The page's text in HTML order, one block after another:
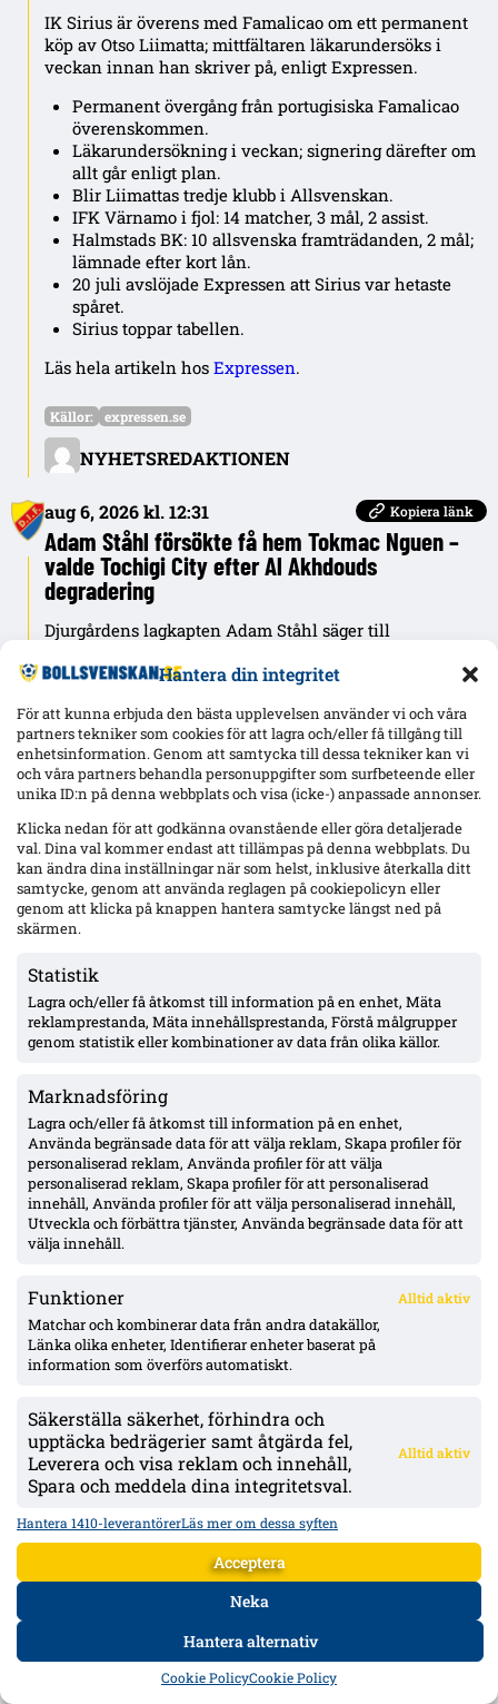
Hantera din integritet
För att kunna erbjuda den bästa upplevelsen använder vi och våra
partners tekniker som cookies för att lagra och/eller få tillgång till
enhetsinformation. Genom att samtycka till dessa tekniker kan vi
och våra partners behandla personuppgifter som surfbeteende eller
unika ID:n på denna webbplats och visa (icke-) anpassade annonser.
Klicka nedan för att godkänna ovanstående eller göra detaljerade
val. Dina val kommer endast att tillämpas på denna webbplats. Du
kan ändra dina inställningar när som helst, inklusive återkalla ditt
samtycke, genom att använda reglagen på cookiepolicyn eller
genom att klicka på knappen hantera samtycke längst ned på
skärmen.
Statistik
Lagra och/eller få åtkomst till information på en enhet, Mäta
reklamprestanda, Mäta innehållsprestanda, Förstå målgrupper
genom statistik eller kombinationer av data från olika källor.
Marknadsföring
Lagra och/eller få åtkomst till information på en enhet,
Använda begränsade data för att välja reklam, Skapa profiler för
personaliserad reklam, Använda profiler för att välja
personaliserad reklam, Skapa profiler för att personaliserad
innehåll, Använda profiler för att välja personaliserad innehåll,
Utveckla och förbättra tjänster, Använda begränsade data för att
välja innehåll.
Funktioner Alltid aktiv
Matchar och kombinerar data från andra datakällor,
Länka olika enheter, Identifierar enheter baserat på
information som överförs automatiskt.
Säkerställa säkerhet, förhindra och
upptäcka bedrägerier samt åtgärda fel,
Leverera och visa reklam och innehåll,
Spara och meddela dina integritetsval.
Alltid aktiv
Hantera 1410-leverantörerLäs mer om dessa syften
Acceptera
Neka
Hantera alternativ
Cookie PolicyCookie Policy
IK Sirius är överens med Famalicao om ett permanent
köp av Otso Liimatta; mittfältaren läkarundersöks i
veckan innan han skriver på, enligt Expressen.
Permanent övergång från portugisiska Famalicao
överenskommen.
Läkarundersökning i veckan; signering därefter om
allt går enligt plan.
Blir Liimattas tredje klubb i Allsvenskan.
IFK Värnamo i fjol: 14 matcher, 3 mål, 2 assist.
Halmstads BK: 10 allsvenska framträdanden, 2 mål;
lämnade efter kort lån.
20 juli avslöjade Expressen att Sirius var hetaste
spåret.
Sirius toppar tabellen.
Läs hela artikeln hos Expressen.
NYHETSREDAKTIONEN
Källor: expressen.se
aug 6, 2026 kl. 12:31 Kopiera länk
Adam Ståhl försökte få hem Tokmac Nguen –
valde Tochigi City efter Al Akhdouds
degradering
Djurgårdens lagkapten Adam Ståhl säger till
Tokmac Nguen om en snabb återkomst efter Al
Kontakt i somras: Ståhl kollade intresset för en snabb
retur till Djurgården efter Nguens avsked från Al
Akhdoud
Nguen lämnade Djurgården i vintras efter två
säsonger
Halvår i Al Akhdoud: 1 mål på 13 matcher; laget
nedflyttat
Valde i stället att skriva på för Tochigi City i
japanska andraligan
”Vi får se bror, jag vet icke… vi får se vad som
”Jag tror inte att han var omöjlig, absolut inte” –
Ståhl
Ståhl säger att Nguen trivdes mycket bra i
Djurgården men förstod flytten till Saudi för
Ståhl har förståelse för Japan-valet och hänvisar till
erfarenheter från ex-lagkamraten Deniz Hümmet
(Gamba Osaka)
Läs hela artikeln hosFotbolldirekt.
Källor: fotbolldirekt.se
ANNONS:
DATA FORUM